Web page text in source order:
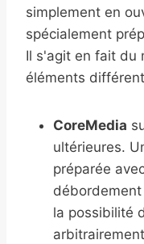
simplement en
spécialement
Il s'agit en fait du
éléments
CoreMedia
ultérieures.
préparée
la possibilité